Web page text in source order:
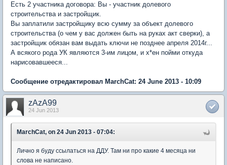
Есть 2 участника договора: Вы - участник долевого
строительства и застройщик.
Вы заплатили застройщику всю сумму за объект долевого
строительства (о чем у вас должен быть на руках акт сверки), а
застройщик обязан вам выдать ключи не позднее апреля 2014г...
А всякого рода УК являются 3-им лицом, и х*ен пойми откуда
нарисовавшееся...
Сообщение отредактировал MarchCat: 24 June 2013 - 10:09
zAzA99
24 Jun 2013
MarchCat, on 24 Jun 2013 - 07:04:
Лично я буду ссылаться на ДДУ. Там ни про какие 4 месяца ни
слова не написано.